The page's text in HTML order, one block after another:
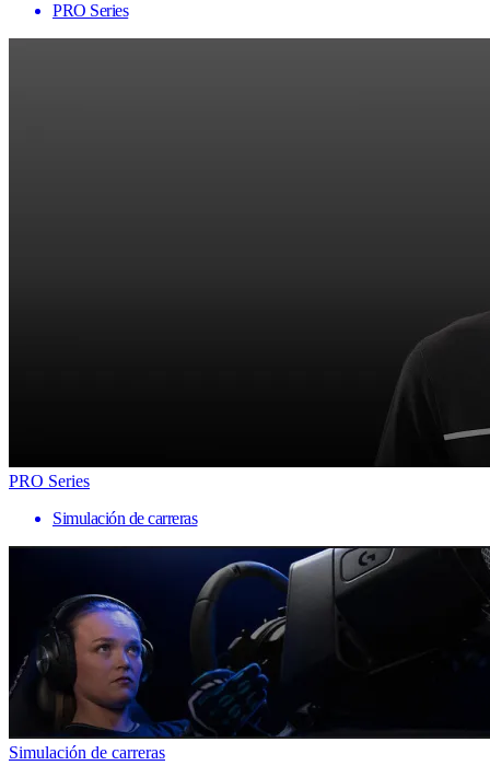
PRO Series
PRO Series
Simulación de carreras
Simulación de carreras